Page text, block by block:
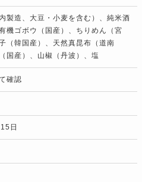
製造、大豆・小麦を含む）、純米酒
機ゴボウ（国産）、ちりめん（宮
（韓国産）、天然真昆布（道南
国産）、山椒（丹波）、塩
確認
日